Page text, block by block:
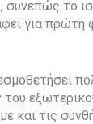
συνεπώς το
για πρώτη
και τις